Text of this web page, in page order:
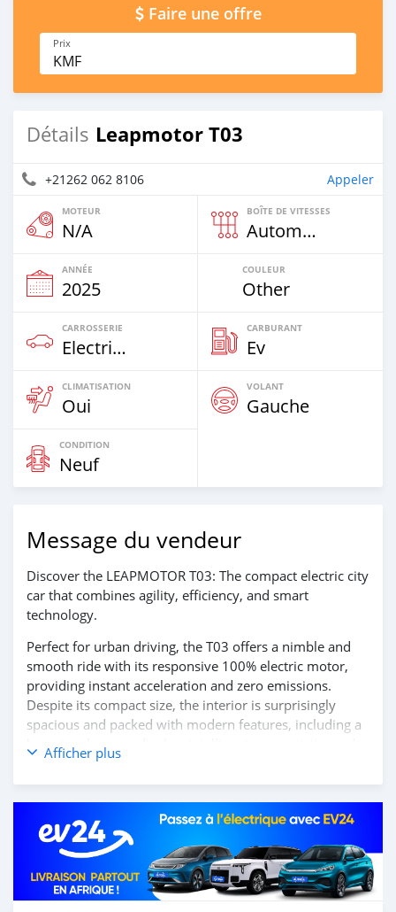
Faire une offre
Prix
KMF
Détails Leapmotor T03
+21262 062 8106 Appeler
MOTEUR
N/A
BOÎTE DE VITESSES
Automatique
ANNÉE
2025
COULEUR
Other
CARROSSERIE
Electric EV
CARBURANT
Ev
CLIMATISATION
Oui
VOLANT
Gauche
CONDITION
Neuf
Message du vendeur
Discover the LEAPMOTOR T03: The compact electric city
car that combines agility, efficiency, and smart
technology.
Perfect for urban driving, the T03 offers a nimble and
smooth ride with its responsive 100% electric motor,
providing instant acceleration and zero emissions.
Despite its compact size, the interior is surprisingly
spacious and packed with modern features, including a
large touchscreen display, intelligent connectivity, and
advanced driver-assistance systems to make every
journey safer and more convenient.
Experience the perfect blend of practicality and
innovation with the LEAPMOTOR T03.
Contact us today to learn more and schedule your test
drive!
Afficher plus